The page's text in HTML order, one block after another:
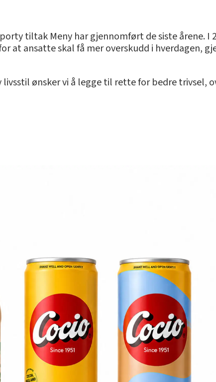
tiltak Meny har gjennomført de siste årene. I
ansatte skal få mer overskudd i hverdagen,
ønsker vi å legge til rette for bedre trivsel,